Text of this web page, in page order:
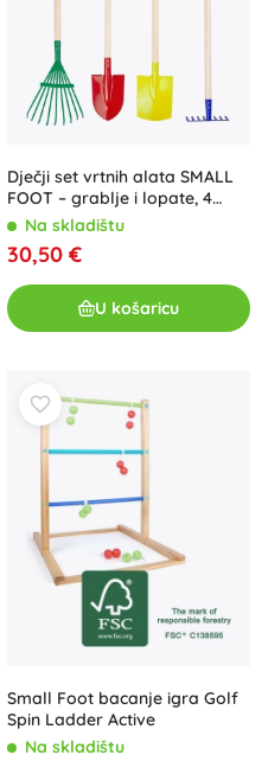
Dječji set vrtnih alata SMALL
FOOT – grablje i lopate, 4
komNa skladištu
30,50 €
U košaricu
Small Foot bacanje igra Golf
Spin Ladder Active
Na skladištu